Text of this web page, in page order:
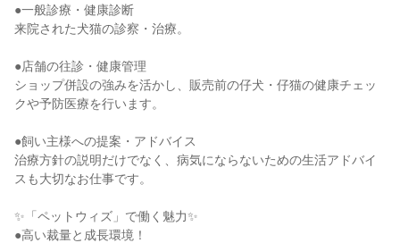
●一般診療・健康診断
来院された犬猫の診察・治療。
●店舗の往診・健康管理
ショップ併設の強みを活かし、販売前の仔犬・仔猫の健康チェッ
クや予防医療を行います。
●飼い主様への提案・アドバイス
治療方針の説明だけでなく、病気にならないための生活アドバイ
スも大切なお仕事です。
✨「ペットウィズ」で働く魅力✨
●高い裁量と成長環境！